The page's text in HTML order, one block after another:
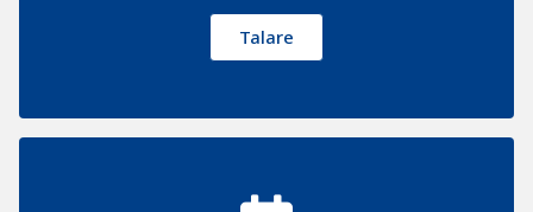
Talare